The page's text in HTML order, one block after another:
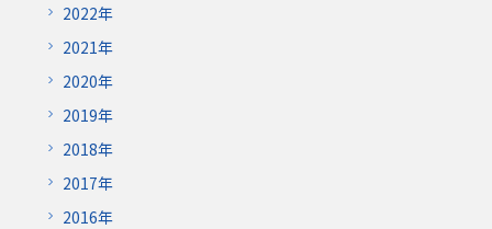
2022年
2021年
2020年
2019年
2018年
2017年
2016年